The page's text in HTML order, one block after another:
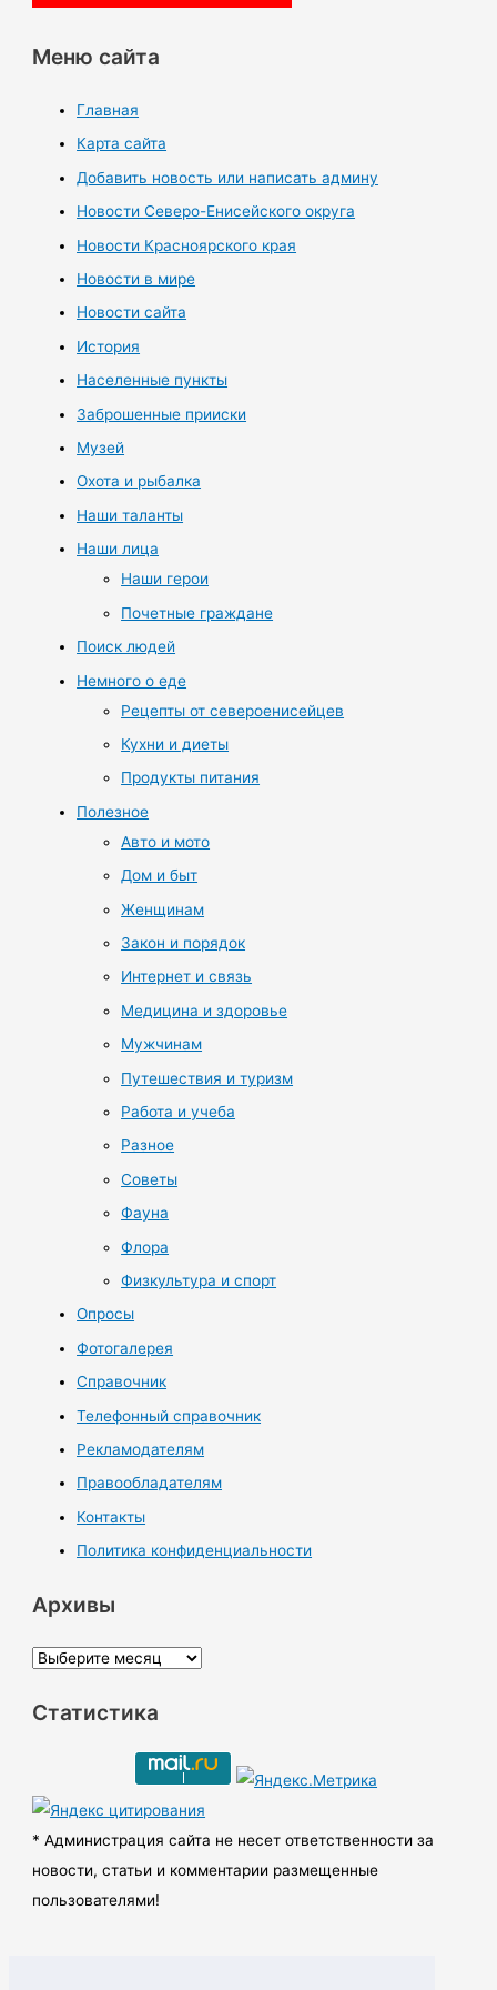
Меню сайта
Главная
Карта сайта
Добавить новость или написать админу
Новости Северо-Енисейского округа
Новости Красноярского края
Новости в мире
Новости сайта
История
Населенные пункты
Заброшенные прииски
Музей
Охота и рыбалка
Наши таланты
Наши лица
Наши герои
Почетные граждане
Поиск людей
Немного о еде
Рецепты от североенисейцев
Кухни и диеты
Продукты питания
Полезное
Авто и мото
Дом и быт
Женщинам
Закон и порядок
Интернет и связь
Медицина и здоровье
Мужчинам
Путешествия и туризм
Работа и учеба
Разное
Советы
Фауна
Флора
Физкультура и спорт
Опросы
Фотогалерея
Справочник
Телефонный справочник
Рекламодателям
Правообладателям
Контакты
Политика конфиденциальности
Архивы
А
х
ы
Статистика
* Администрация сайта не несет ответственности за
новости, статьи и комментарии размещенные
пользователями!